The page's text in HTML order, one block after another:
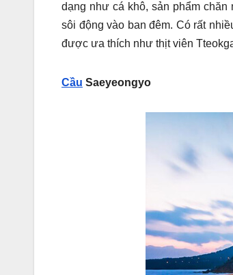
dạng như cá khô, sản phẩm
sôi động vào ban đêm. Có rất
được ưa thích như thịt viên
Cầu Saeyeongyo